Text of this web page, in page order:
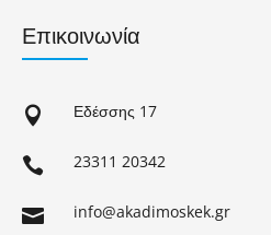
Επικοινωνία
 Εδέσσης 17
 23311 20342
 info@akadimoskek.gr